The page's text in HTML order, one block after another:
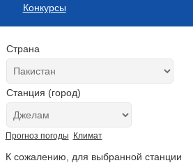
Конкурсы
Страна
Станция (город)
Прогноз погоды Климат
К сожалению, для выбранной станции